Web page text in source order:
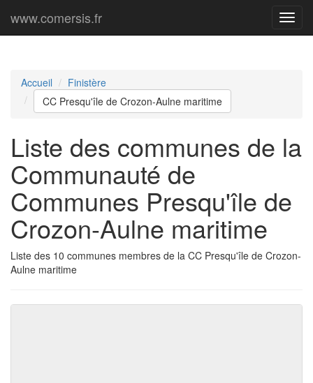
Menu
www.comersis.fr
Accueil
Finistère
CC Presqu'île de Crozon-Aulne maritime
Liste des communes de la
Communauté de
Communes Presqu'île de
Crozon-Aulne maritime
Liste des 10 communes membres de la CC Presqu'île de Crozon-
Aulne maritime